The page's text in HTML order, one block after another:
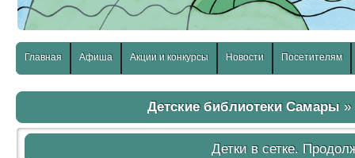
Главная Афиша Акции и конкурсы Новости Посетителям
Детские библиотеки Самары »
Детки в сетке.